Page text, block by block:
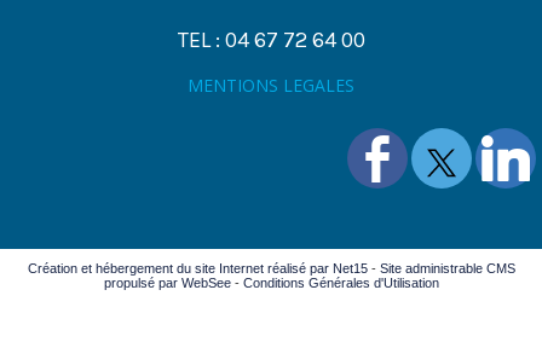
TEL : 04 67 72 64 00
MENTIONS LEGALES
Création et hébergement du site Internet réalisé par Net15- Site administrable CMS
propulsé par WebSee- Conditions Générales d'Utilisation